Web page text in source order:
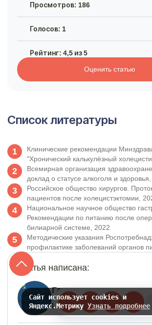
Просмотров: 186
Голосов: 1
Рейтинг: 4,5 из 5
Оценить статью
Список литературы
Клинические рекомендации
"Хронический калькулёзный
Всемирная организация
доклад о статусе алкоголя и
Российское общество хирургов.
пациентов после холецистэктомии,
Национальное научное общество
Рекомендации по питанию после
билиарной системе, 2022
Методические указания
профилактике заболеваний органов
Статья написана:
Гадельшина Резида
Нарколог, высшая
Сайт использует cookies и
Яндекс.Метрику Узнать подробнее